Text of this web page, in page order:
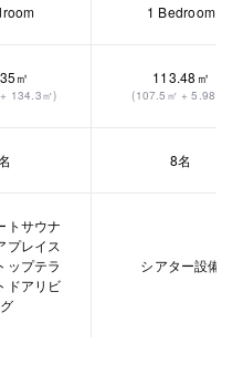
1 Bedroom
㎡
134.3㎡)
113.48㎡
(107.5㎡ + 5.98㎡)
8名
トサウナ
プレイス
ップテラ
ドアリビ
シアター設備